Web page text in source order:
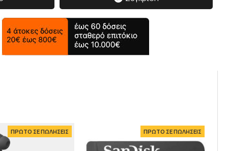
ΠΡΩΤΟ ΣΕ ΠΩΛΗΣΕΙΣ ΠΡΩΤΟ ΣΕ ΠΩΛΗΣΕΙΣ